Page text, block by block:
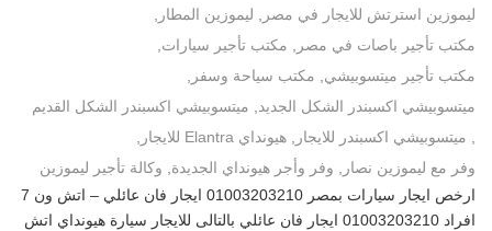
ليموزين استرتش للايجار في مصر , ليموزين المطار ,
مكتب تأجير باصات في مصر , مكتب تأجير سيارات,
مكتب تأجير ميتسوبيشي, مكتب سياحة وسفر ,
ميتسوبيشي اكسبندر الشكل الجديد, ميتسوبيشي اكسبندر الشكل القديم
, ميتسوبيشي اكسبندر للايجار , هيونداي Elantra للايجار
,
وفر مع ليموزين نصار , وفر وأجر هيونداي الجديدة, وكالة تأجير ليموزين
ارخص ايجار سيارات بمصر 01003203210 ايجار فان عائلي – اتش ون 7
افراد 01003203210 ايجار فان عائلي بالتالى للايجار سيارة هيونداي اتش